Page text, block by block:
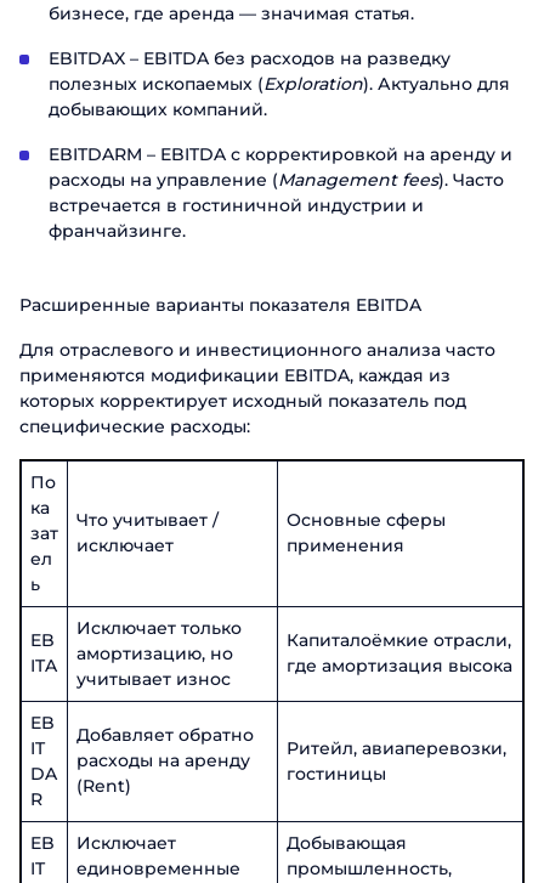
бизнесе, где аренда — значимая статья.
EBITDAX – EBITDA без расходов на разведку
полезных ископаемых (Exploration). Актуально для
добывающих компаний.
EBITDARM – EBITDA с корректировкой на аренду и
расходы на управление (Management fees). Часто
встречается в гостиничной индустрии и
франчайзинге.
Расширенные варианты показателя EBITDA
Для отраслевого и инвестиционного анализа часто
применяются модификации EBITDA, каждая из
которых корректирует исходный показатель под
специфические расходы:
По
ка
зат
ел
ь
Что учитывает /
исключает
Основные сферы
применения
EB
ITA
Исключает только
амортизацию, но
учитывает износ
Капиталоёмкие отрасли,
где амортизация высока
EB
IT
DA
R
Добавляет обратно
расходы на аренду
(Rent)
Ритейл, авиаперевозки,
гостиницы
EB
IT
Исключает
единовременные
Добывающая
промышленность,